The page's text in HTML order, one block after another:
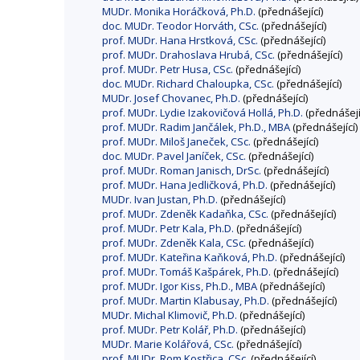
MUDr. Monika Horáčková, Ph.D. (přednášející)
doc. MUDr. Teodor Horváth, CSc. (přednášející)
prof. MUDr. Hana Hrstková, CSc. (přednášející)
prof. MUDr. Drahoslava Hrubá, CSc. (přednášející)
prof. MUDr. Petr Husa, CSc. (přednášející)
doc. MUDr. Richard Chaloupka, CSc. (přednášející)
MUDr. Josef Chovanec, Ph.D. (přednášející)
prof. MUDr. Lydie Izakovičová Hollá, Ph.D.
prof. MUDr. Radim Jančálek, Ph.D., MBA(přednášející)
prof. MUDr. Miloš Janeček, CSc. (přednášející)
doc. MUDr. Pavel Janíček, CSc. (přednášející)
prof. MUDr. Roman Janisch, DrSc. (přednášející)
prof. MUDr. Hana Jedličková, Ph.D. (přednášející)
MUDr. Ivan Justan, Ph.D. (přednášející)
prof. MUDr. Zdeněk Kadaňka, CSc. (přednášející)
prof. MUDr. Petr Kala, Ph.D. (přednášející)
prof. MUDr. Zdeněk Kala, CSc. (přednášející)
prof. MUDr. Kateřina Kaňková, Ph.D. (přednášející)
prof. MUDr. Tomáš Kašpárek, Ph.D. (přednášející)
prof. MUDr. Igor Kiss, Ph.D., MBA(přednášející)
prof. MUDr. Martin Klabusay, Ph.D. (přednášející)
MUDr. Michal Klimovič, Ph.D. (přednášející)
prof. MUDr. Petr Kolář, Ph.D. (přednášející)
MUDr. Marie Kolářová, CSc. (přednášející)